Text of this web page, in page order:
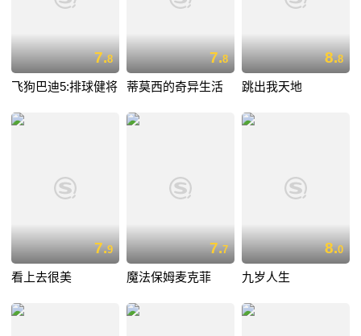
7.8
飞狗巴迪5:排球健将
7.8
蒂莫西的奇异生活
8.8
跳出我天地
7.9
看上去很美
7.7
魔法保姆麦克菲
8.0
九岁人生